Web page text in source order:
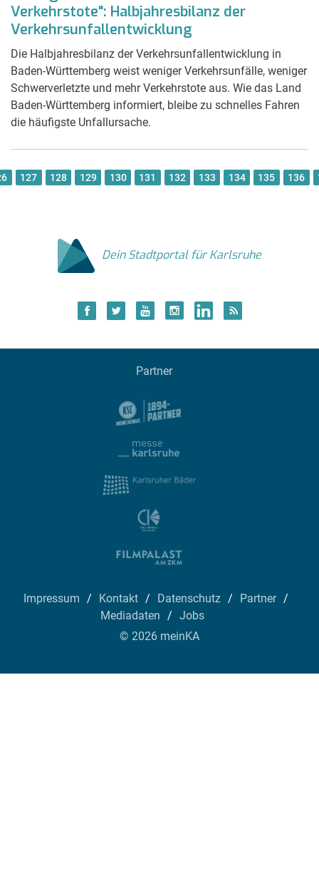
Verkehrstote": Halbjahresbilanz der
Verkehrsunfallentwicklung
Die Halbjahresbilanz der Verkehrsunfallentwicklung in
Baden-Württemberg weist weniger Verkehrsunfälle, weniger
Schwerverletzte und mehr Verkehrstote aus. Wie das Land
Baden-Württemberg informiert, bleibe zu schnelles Fahren
die häufigste Unfallursache.
127 128 129 130 131 132 133 134 135 136
Dein Stadtportal für Karlsruhe
Partner
Impressum Kontakt Datenschutz
Partner
Mediadaten
Jobs
© 2026 meinKA